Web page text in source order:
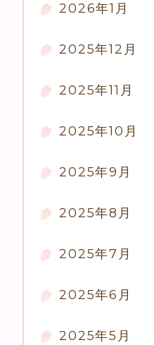
2026年1月
2025年12月
2025年11月
2025年10月
2025年9月
2025年8月
2025年7月
2025年6月
2025年5月